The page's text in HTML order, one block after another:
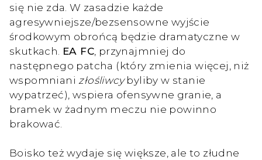
się nie zda. W zasadzie każde
agresywniejsze/bezsensowne wyjście
środkowym obrońcą będzie dramatyczne w
skutkach. EA FC , przynajmniej do
następnego patcha (który zmienia więcej, niż
wspomniani złośliwcybyliby w stanie
wypatrzeć), wspiera ofensywne granie, a
bramek w żadnym meczu nie powinno
brakować.
Boisko też wydaje się większe, ale to złudne